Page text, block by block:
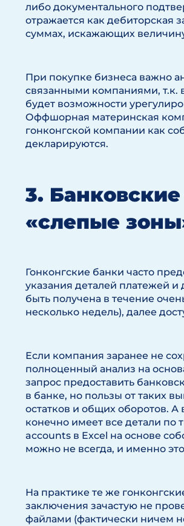
либо документального
отражается как дебиторская
суммах, искажающих
При покупке бизнеса важно
связанными компаниями, т.к.
будет возможности
Оффшорная материнская
гонконгской компании как
декларируются.
3.
«слепые
Гонконгские банки часто
указания деталей платежей
быть получена в течение
несколько недель), далее
Если компания заранее не
полноценный анализ на
запрос предоставить
в банке, но пользы от таких
остатков и общих оборотов.
конечно имеет все детали по
accounts в Excel на основе
можно не всегда, и именно
На практике те же
заключения зачастую не
файлами (фактически ничем